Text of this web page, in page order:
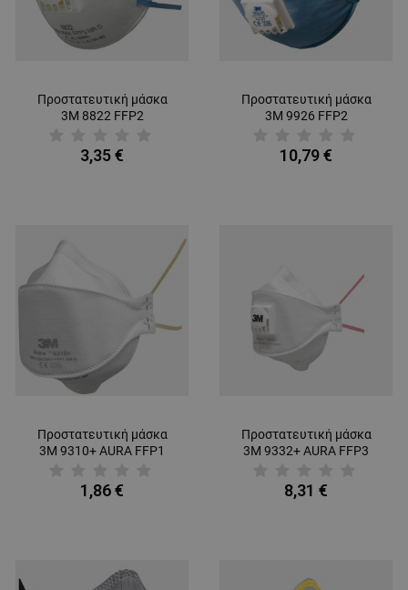
Προστατευτική μάσκα
3M 8822 FFP2
3,35 €
Προστατευτική μάσκα
3M 9926 FFP2
10,79 €
Προστατευτική μάσκα
3M 9310+ AURA FFP1
1,86 €
Προστατευτική μάσκα
3M 9332+ AURA FFP3
8,31 €